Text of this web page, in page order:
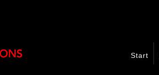
Start